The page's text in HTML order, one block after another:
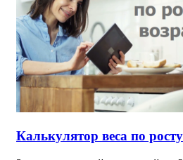
Калькулятор веса по